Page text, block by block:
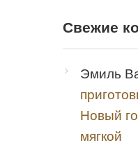
Свежие
Эмиль
Новый
мягкой